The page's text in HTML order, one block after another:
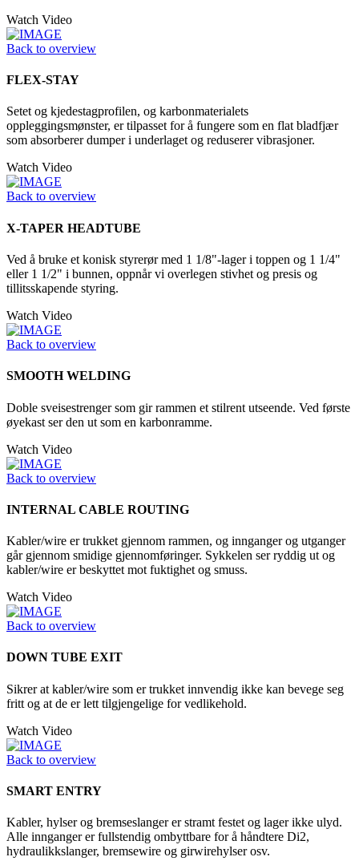
Watch Video
Back to overview
FLEX-STAY
Setet og kjedestagprofilen, og karbonmaterialets
oppleggingsmønster, er tilpasset for å fungere som en flat bladfjær
som absorberer dumper i underlaget og reduserer vibrasjoner.
Watch Video
Back to overview
X-TAPER HEADTUBE
Ved å bruke et konisk styrerør med 1 1/8"-lager i toppen og 1 1/4"
eller 1 1/2" i bunnen, oppnår vi overlegen stivhet og presis og
tillitsskapende styring.
Watch Video
Back to overview
SMOOTH WELDING
Doble sveisestrenger som gir rammen et stilrent utseende. Ved første
øyekast ser den ut som en karbonramme.
Watch Video
Back to overview
INTERNAL CABLE ROUTING
Kabler/wire er trukket gjennom rammen, og innganger og utganger
går gjennom smidige gjennomføringer. Sykkelen ser ryddig ut og
kabler/wire er beskyttet mot fuktighet og smuss.
Watch Video
Back to overview
DOWN TUBE EXIT
Sikrer at kabler/wire som er trukket innvendig ikke kan bevege seg
fritt og at de er lett tilgjengelige for vedlikehold.
Watch Video
Back to overview
SMART ENTRY
Kabler, hylser og bremseslanger er stramt festet og lager ikke ulyd.
Alle innganger er fullstendig ombyttbare for å håndtere Di2,
hydraulikkslanger, bremsewire og girwirehylser osv.